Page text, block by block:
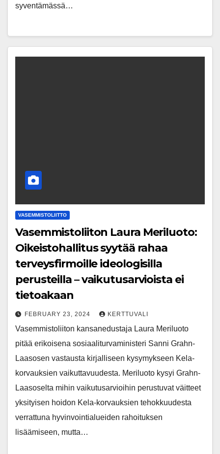
syventämässä…
VASEMMISTOLIITTO
Vasemmistoliiton Laura Meriluoto:
Oikeistohallitus syytää rahaa
terveysfirmoille ideologisilla
perusteilla – vaikutusarvioista ei
tietoakaan
FEBRUARY 23, 2024 KERTTUVALI
Vasemmistoliiton kansanedustaja Laura Meriluoto
pitää erikoisena sosiaaliturvaministeri Sanni Grahn-
Laasosen vastausta kirjalliseen kysymykseen Kela-
korvauksien vaikuttavuudesta. Meriluoto kysyi Grahn-
Laasoselta mihin vaikutusarvioihin perustuvat väitteet
yksityisen hoidon Kela-korvauksien tehokkuudesta
verrattuna hyvinvointialueiden rahoituksen
lisäämiseen, mutta…